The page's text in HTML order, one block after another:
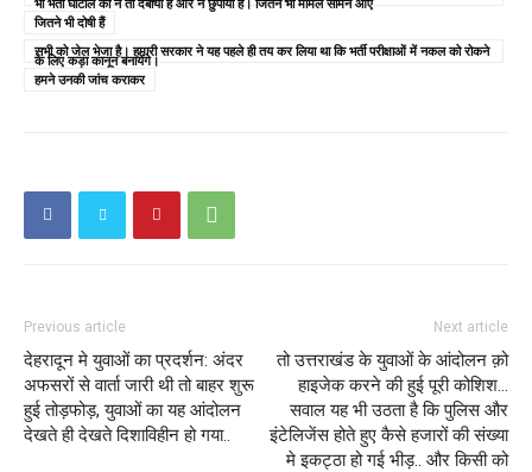
जितने भी दोषी हैं
सभी को जेल भेजा है। हमारी सरकार ने यह पहले ही तय कर लिया था कि भर्ती परीक्षाओं में नकल को रोकने
के लिए कड़ा कानून बनायेंगे।
हमने उनकी जांच कराकर
Previous article
देहरादून मे युवाओं का प्रदर्शन: अंदर
अफसरों से वार्ता जारी थी तो बाहर शुरू
हुई तोड़फोड़, युवाओं का यह आंदोलन
देखते ही देखते दिशाविहीन हो गया..
Next article
तो उत्तराखंड के युवाओं के आंदोलन क़ो
हाइजेक करने की हुई पूरी कोशिश…
सवाल यह भी उठता है कि पुलिस और
इंटेलिजेंस होते हुए कैसे हजारों की संख्या
मे इकट्ठा हो गई भीड़.. और किसी को